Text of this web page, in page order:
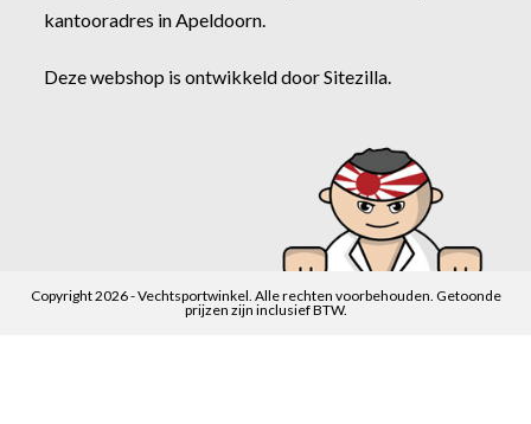
kantooradres in Apeldoorn.
Deze webshop is ontwikkeld doorSitezilla.
Copyright 2026 - Vechtsportwinkel. Alle rechten voorbehouden. Getoonde
prijzen zijn inclusief BTW.